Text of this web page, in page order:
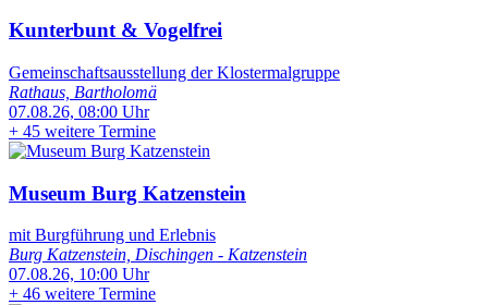
Kunterbunt & Vogelfrei
Gemeinschaftsausstellung der Klostermalgruppe
Rathaus, Bartholomä
07.08.26, 08:00 Uhr
+ 45 weitere Termine
Museum Burg Katzenstein
mit Burgführung und Erlebnis
Burg Katzenstein, Dischingen - Katzenstein
07.08.26, 10:00 Uhr
+ 46 weitere Termine